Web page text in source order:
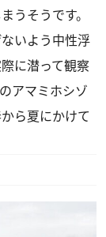
うそうです。
いよう中性浮
に潜って観察
アマミホシゾ
ら夏にかけて